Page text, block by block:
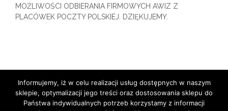
MOŻLIWOŚCI ODBIERANIA FIRMOWYCH AWIZ Z
PLACÓWEK POCZTY POLSKIEJ. DZIĘKUJEMY.
Informujemy, iż w celu realizacji usług dostępnych w naszym
sklepie, optymalizacji jego treści oraz dostosowania sklepu do
Państwa indywidualnych potrzeb korzystamy z informacji